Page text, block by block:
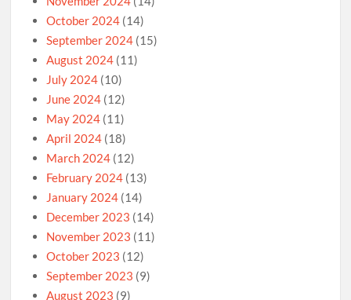
October 2024 (14)
September 2024 (15)
August 2024 (11)
July 2024 (10)
June 2024 (12)
May 2024 (11)
April 2024 (18)
March 2024 (12)
February 2024 (13)
January 2024 (14)
December 2023 (14)
November 2023 (11)
October 2023 (12)
September 2023 (9)
August 2023 (9)